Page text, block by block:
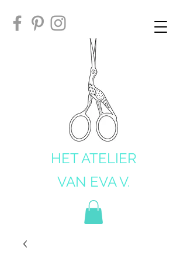
HET ATELIER
VAN EVA V.